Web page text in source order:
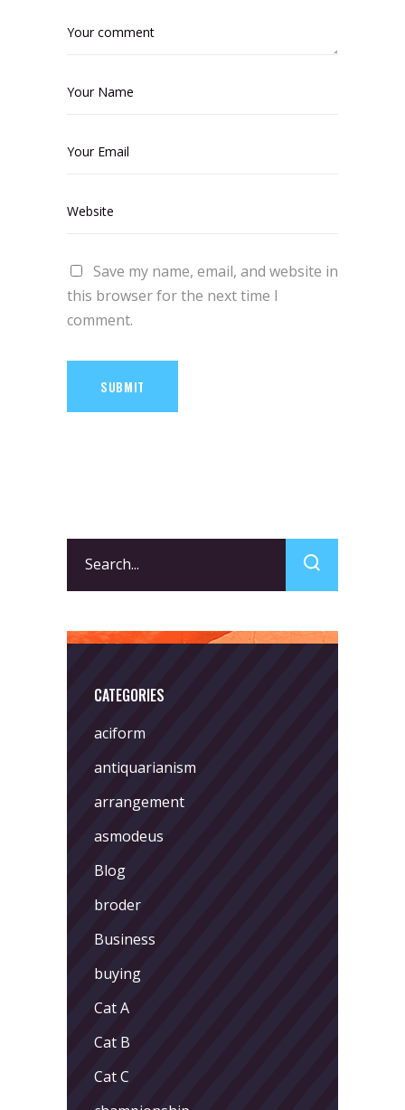
Save my name, email, and website in
this browser for the next time I
comment.
SUBMIT
for:
CATEGORIES
aciform
antiquarianism
arrangement
asmodeus
Blog
broder
Business
buying
Cat A
Cat B
Cat C